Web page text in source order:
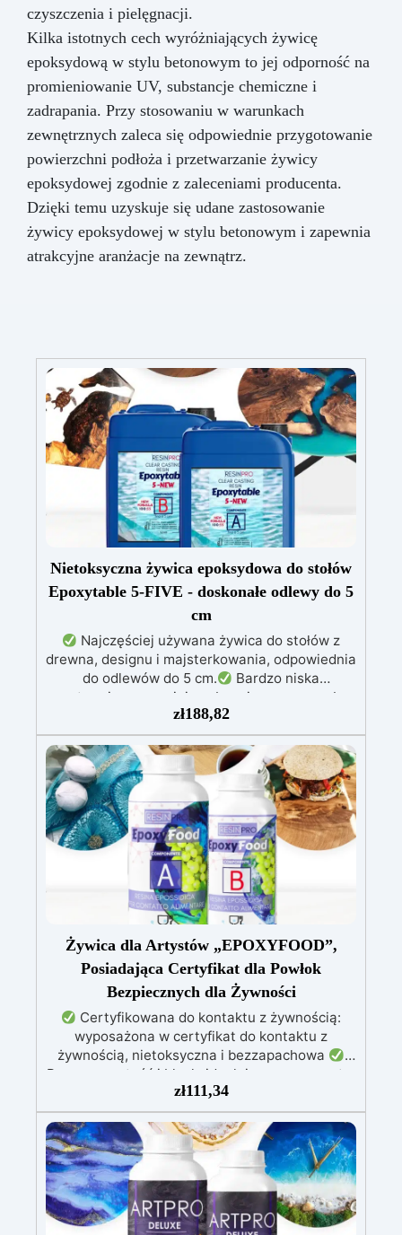
czyszczenia i pielęgnacji.
Kilka istotnych cech wyróżniających żywicę
epoksydową w stylu betonowym to jej odporność na
promieniowanie UV, substancje chemiczne i
zadrapania. Przy stosowaniu w warunkach
zewnętrznych zaleca się odpowiednie przygotowanie
powierzchni podłoża i przetwarzanie żywicy
epoksydowej zgodnie z zaleceniami producenta.
Dzięki temu uzyskuje się udane zastosowanie
żywicy epoksydowej w stylu betonowym i zapewnia
atrakcyjne aranżacje na zewnątrz.
Nietoksyczna żywica epoksydowa do stołów
Epoxytable 5-FIVE - doskonałe odlewy do 5
cm
Najczęściej używana żywica do stołów z
drewna, designu i majsterkowania, odpowiednia
do odlewów do 5 cm.
Bardzo niska
egzotermia zapewniająca bezpieczną pracę bez
Odporna na zarysowania i
żółknięcie dzięki filtrom UV i wysokiej jakości
mechanicznej.
Niska lepkość, eliminująca
pęcherzyki powietrza i zapewniająca gładkie
wykończenie.
Bezpieczna i nietoksyczna,
wolna od BPA/VOC, certyfikowana do
długotrwałego kontaktu ze skórą.
zł188,82
Żywica dla Artystów „EPOXYFOOD”,
Posiadająca Certyfikat dla Powłok
Bezpiecznych dla Żywności
Certyfikowana do kontaktu z żywnością:
wyposażona w certyfikat do kontaktu z
żywnością, nietoksyczna i bezzapachowa
Przezroczystość i blask: idealnie przezroczyste,
błyszczące i samopoziomujące wykończenie po
katalizie
Odporność i trwałość: odporna na
zarysowania, chemikalia i zużycie, zapewniając
trwałe kreacje
Łatwość użycia: stosunek
mieszania 100:55, czas pracy do 10 godzin i
pełna kataliza w ciągu 24-48 godzin
Kreatywna wszechstronność: idealna do powłok
(1-5 mm), zalew artystycznych (do 1 cm)
zł111,34